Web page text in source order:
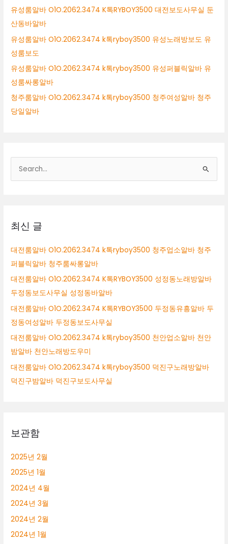
유성룸알바 O1O.2062.3474 K톡RYBOY3500 대전보도사무실 둔
산동바알바
유성룸알바 O1O.2062.3474 k톡ryboy3500 유성노래방보도 유
성룸보도
유성룸알바 O1O.2062.3474 k톡ryboy3500 유성퍼블릭알바 유
성룸싸롱알바
청주룸알바 O1O.2062.3474 k톡ryboy3500 청주여성알바 청주
당일알바
색
최신 글
대전룸알바 O1O.2062.3474 k톡ryboy3500 청주업소알바 청주
퍼블릭알바 청주룸싸롱알바
대전룸알바 O1O.2062.3474 K톡RYBOY3500 성정동노래방알바
두정동보도사무실 성정동바알바
대전룸알바 O1O.2062.3474 K톡RYBOY3500 두정동유흥알바 두
정동여성알바 두정동보도사무실
대전룸알바 O1O.2062.3474 k톡ryboy3500 천안업소알바 천안
밤알바 천안노래방도우미
대전룸알바 O1O.2062.3474 k톡ryboy3500 덕진구노래방알바
덕진구밤알바 덕진구보도사무실
보관함
2025년 2월
2025년 1월
2024년 4월
2024년 3월
2024년 2월
2024년 1월